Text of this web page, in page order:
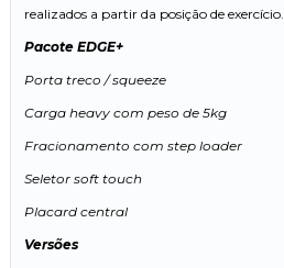
realizados a partir da posição de exercício.
Pacote EDGE+
Porta treco / squeeze
Carga heavy com peso de 5kg
Fracionamento com step loader
Seletor soft touch
Placard central
Versões